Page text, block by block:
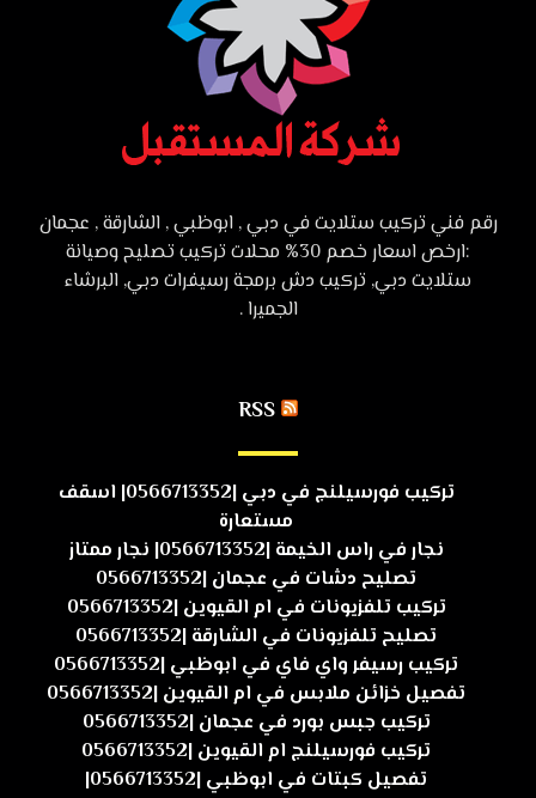
رقم فني تركيب ستلايت في دبي , ابوظبي , الشارقة , عجمان
:ارخص اسعار خصم 30% محلات تركيب تصليح وصيانة
ستلايت دبي, تركيب دش برمجة رسيفرات دبي, البرشاء
الجميرا .
RSS
تركيب فورسيلنج في دبي |0566713352| اسقف
مستعارة
نجار في راس الخيمة |0566713352| نجار ممتاز
تصليح دشات في عجمان |0566713352
تركيب تلفزيونات في ام القيوين |0566713352
تصليح تلفزيونات في الشارقة |0566713352
تركيب رسيفر واي فاي في ابوظبي |0566713352
تفصيل خزائن ملابس في ام القيوين |0566713352
تركيب جبس بورد في عجمان |0566713352
تركيب فورسيلنج ام القيوين |0566713352
تفصيل كبتات في ابوظبي |0566713352|